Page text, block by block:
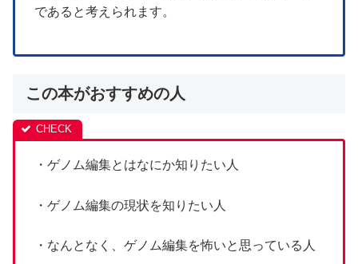
であると考えられます。
この本がおすすめの人
・ゲノム編集とはなにか知りたい人
・ゲノム編集の現状を知りたい人
・なんとなく、ゲノム編集を怖いと思っている人